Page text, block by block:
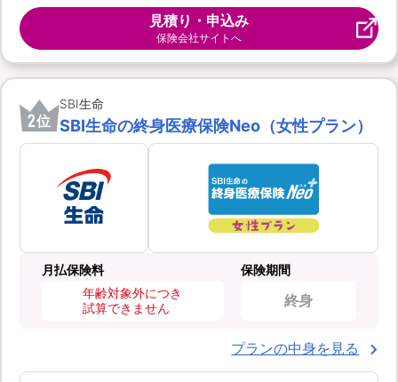
見積り・申込み
保険会社サイトへ
2位
SBI生命
SBI生命の終身医療保険Neo（女性プラン）
月払保険料
年齢対象外につき
試算できません
保険期間
終身
プランの中身を見る